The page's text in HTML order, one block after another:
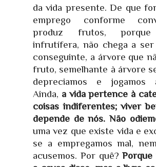
da vida presente. De que
emprego conforme
produz frutos,
infrutífera, não chega a ser
conseguinte, a árvore que
fruto, semelhante à árvore
depreciamos e jogamos
Ainda, a vida pertence à
coisas indiferentes; viver
depende de nós. Não
uma vez que existe vida e
se a empregamos mal,
acusemos. Por quê?Porque